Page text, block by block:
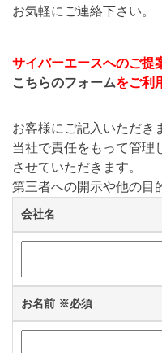
お気軽にご連絡下さい。
サイバーエースへのご提
こちらのフォームをご利
お客様にご記入いただき
当社で責任をもって管理
させていただきます。
第三者への開示や他の目
会社名
お名前 ※必須